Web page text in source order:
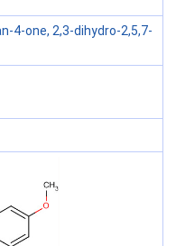
4-one, 2,3-dihydro-2,5,7-